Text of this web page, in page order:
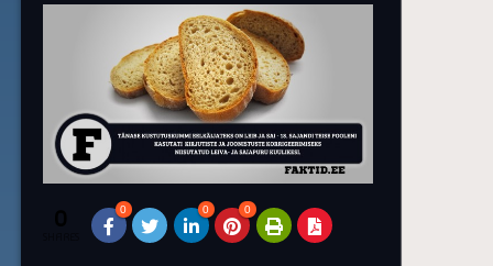
0 0 0 0